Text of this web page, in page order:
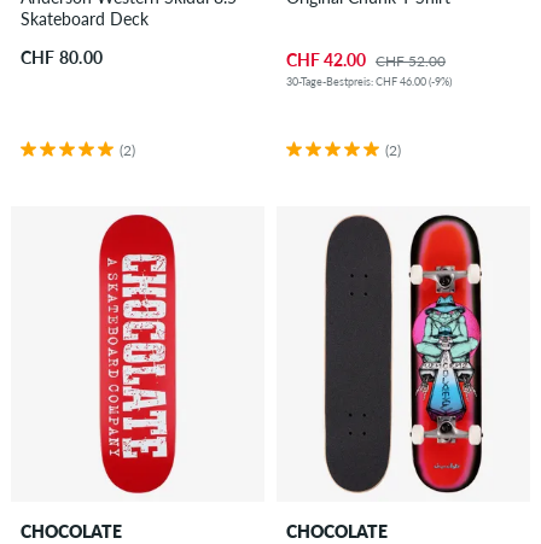
Skateboard Deck
CHF 80.00
(2)
CHF 42.00 CHF 52.00
30-Tage-Bestpreis: CHF 46.00 (-9%)
(2)
CHOCOLATE
CHOCOLATE